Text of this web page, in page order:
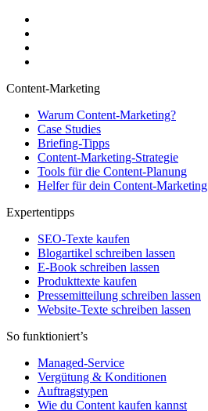
Content-Marketing
Warum Content-Marketing?
Case Studies
Briefing-Tipps
Content-Marketing-Strategie
Tools für die Content-Planung
Helfer für dein Content-Marketing
Expertentipps
SEO-Texte kaufen
Blogartikel schreiben lassen
E-Book schreiben lassen
Produkttexte kaufen
Pressemitteilung schreiben lassen
Website-Texte schreiben lassen
So funktioniert’s
Managed-Service
Vergütung & Konditionen
Auftragstypen
Wie du Content kaufen kannst